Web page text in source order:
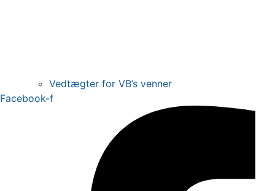
Vedtægter for VB’s venner
Facebook-f